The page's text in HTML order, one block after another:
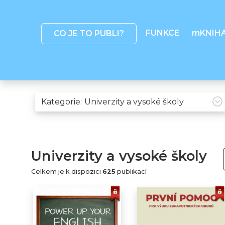
CO JE TO PUBLI? FUNKCE
Kategorie:
Univerzity a vysoké školy
Celkem je k dispozici 625 publikací